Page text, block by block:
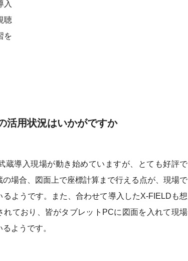
入
聴
を
活用状況はいかがですか
蔵導入現場が動き始めていますが、とても好評で
の場合、図面上で座標計算まで行える点が、現場で
るようです。また、合わせて導入したX-FIELDも想
れており、皆がタブレットPCに図面を入れて現場
ようです。